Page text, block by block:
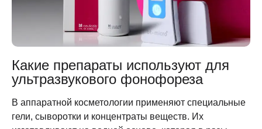
Какие препараты используют для
ультразвукового фонофореза
В аппаратной косметологии применяют специальные
гели, сыворотки и концентраты веществ. Их